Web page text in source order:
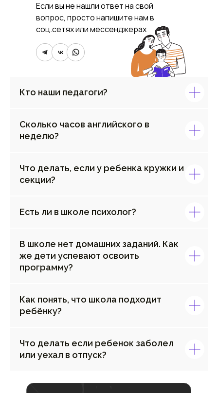
Если вы не нашли ответ на свой
вопрос, просто напишите нам в
соц.сетях или мессенджерах
Кто наши педагоги?
Сколько часов английского в
неделю?
Что делать, если у ребенка кружки и
секции?
Есть ли в школе психолог?
В школе нет домашних заданий. Как
же дети успевают освоить
программу?
Как понять, что школа подходит
ребёнку?
Что делать если ребенок заболел
или уехал в отпуск?